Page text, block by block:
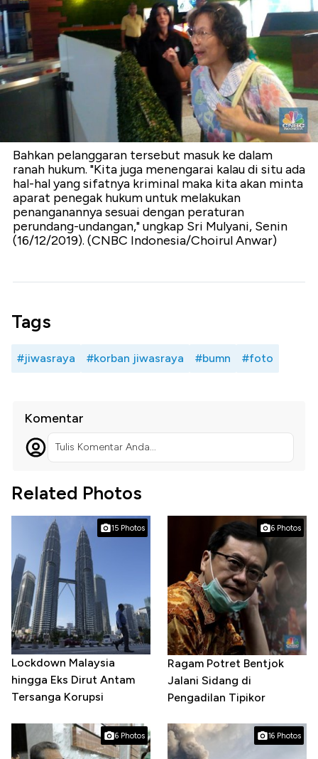
Bahkan pelanggaran tersebut masuk ke dalam
ranah hukum. "Kita juga menengarai kalau di situ ada
hal-hal yang sifatnya kriminal maka kita akan minta
aparat penegak hukum untuk melakukan
penanganannya sesuai dengan peraturan
perundang-undangan," ungkap Sri Mulyani, Senin
(16/12/2019). (CNBC Indonesia/Choirul Anwar)
Tags
#jiwasraya #korban jiwasraya #bumn #foto
Komentar
Tulis Komentar Anda...
Related Photos
15 Photos
Lockdown Malaysia
hingga Eks Dirut Antam
Tersanga Korupsi
6 Photos
Ragam Potret Bentjok
Jalani Sidang di
Pengadilan Tipikor
6 Photos 16 Photos